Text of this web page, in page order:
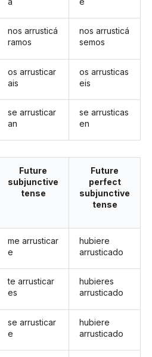
nos arrusticá
ramos
os arrusticar
ais
se arrusticar
an
nos arrusticá
semos
os arrusticas
eis
se arrusticas
en
Future
subjunctive
tense
me arrusticar
e
te arrusticar
es
se arrusticar
e
Future
perfect
subjunctive
tense
hubiere
arrusticado
hubieres
arrusticado
hubiere
arrusticado